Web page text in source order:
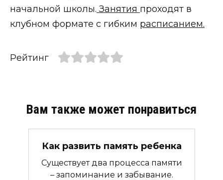
начальной школы. Занятия проходят в
клубном формате с гибким расписанием.
Рейтинг
Вам также может понравиться
Как развить память ребенка
Существует два процесса памяти
– запоминание и забывание.